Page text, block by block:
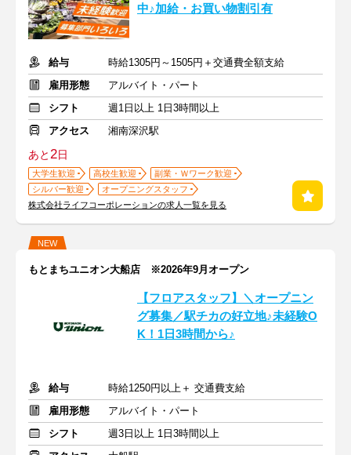
中♪加給・お買い物割引有
給与
時給1305円～1505円＋交通費全額支給
雇用形態
アルバイト・パート
シフト
週1日以上 1日3時間以上
アクセス
湘南深沢駅
あと2日
大学生歓迎 高校生歓迎
副業・Ｗワーク歓迎
シルバー歓迎
オープニングスタッフ
株式会社ライフコーポレーションの求人一覧を見る
NEW
もとまちユニオン大船店 ※2026年9月オープン
【フロアスタッフ】＼オープニン
グ募集／駅チカの好立地♪未経験O
K！1日3時間から♪
給与
時給1250円以上＋ 交通費支給
雇用形態
アルバイト・パート
シフト
週3日以上 1日3時間以上